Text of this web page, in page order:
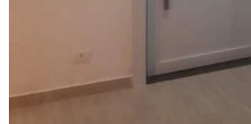
Esquadrias com persianas integradas
Esquadrias termo acústicas